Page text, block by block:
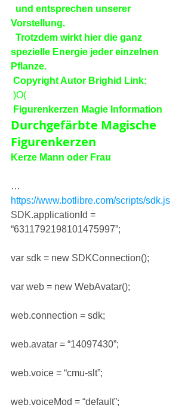
und entsprechen unserer
Vorstellung.
Trotzdem wirkt hier die ganz
spezielle Energie jeder einzelnen
Pflanze.
Copyright Autor Brighid Link:
)O(
Figurenkerzen Magie Information
Durchgefärbte Magische
Figurenkerzen
Kerze Mann oder Frau
…
https://www.botlibre.com/scripts/sdk.js
SDK.applicationId =
“6311792198101475997”;
var sdk = new SDKConnection();
var web = new WebAvatar();
web.connection = sdk;
web.avatar = “14097430”;
web.voice = “cmu-slt”;
web.voiceMod = “default”;